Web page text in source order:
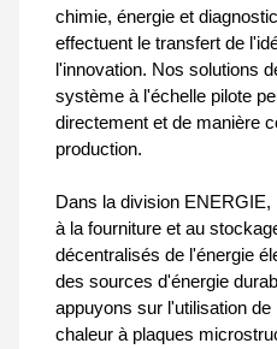
chimie, énergie et
effectuent le transfert de
l'innovation. Nos solutions
système à l'échelle pilote
directement et de manière
production.
Dans la division
à la fourniture et au
décentralisés de l'énergie
des sources d'énergie
appuyons sur l'utilisation
chaleur à plaques